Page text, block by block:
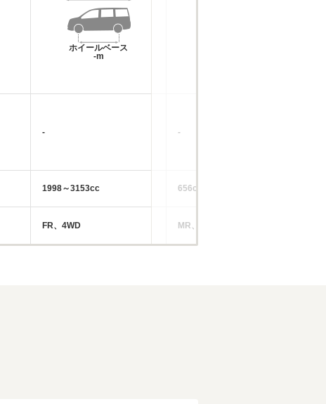
ホイールベース
-m
-
1998～3153cc
FR、4WD
-
656cc
MR、4WD